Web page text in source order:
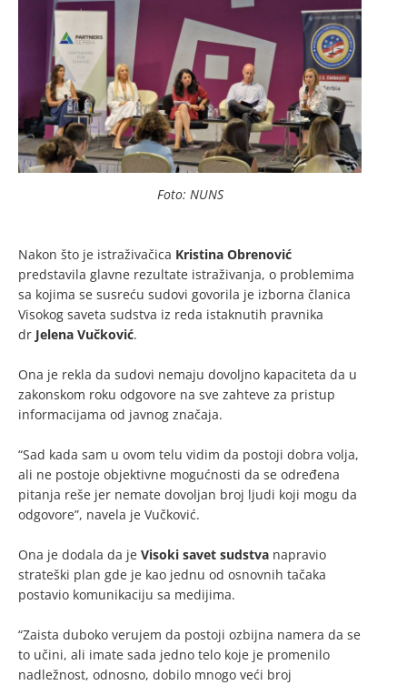
Foto: NUNS
Nakon što je istraživačica Kristina Obrenović
predstavila glavne rezultate istraživanja, o problemima
sa kojima se susreću sudovi govorila je izborna članica
Visokog saveta sudstva iz reda istaknutih pravnika
dr Jelena Vučković.
Ona je rekla da sudovi nemaju dovoljno kapaciteta da u
zakonskom roku odgovore na sve zahteve za pristup
informacijama od javnog značaja.
“Sad kada sam u ovom telu vidim da postoji dobra volja,
ali ne postoje objektivne mogućnosti da se određena
pitanja reše jer nemate dovoljan broj ljudi koji mogu da
odgovore”, navela je Vučković.
Ona je dodala da je Visoki savet sudstva napravio
strateški plan gde je kao jednu od osnovnih tačaka
postavio komunikaciju sa medijima.
“Zaista duboko verujem da postoji ozbijna namera da se
to učini, ali imate sada jedno telo koje je promenilo
nadležnost, odnosno, dobilo mnogo veći broj